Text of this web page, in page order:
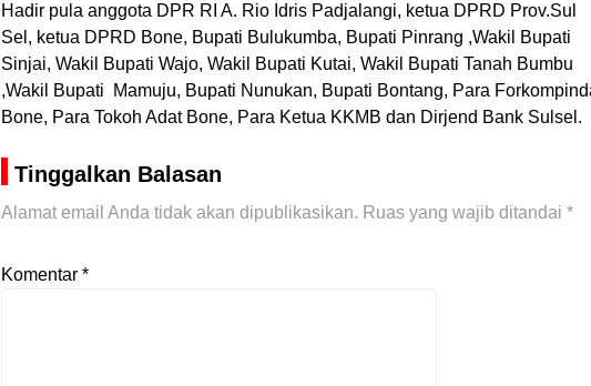
Hadir pula anggota DPR RI A. Rio Idris Padjalangi, ketua DPRD Prov.Sul
Sel, ketua DPRD Bone, Bupati Bulukumba, Bupati Pinrang ,Wakil Bupati
Sinjai, Wakil Bupati Wajo, Wakil Bupati Kutai, Wakil Bupati Tanah Bumbu
,Wakil Bupati Mamuju, Bupati Nunukan, Bupati Bontang, Para
Bone, Para Tokoh Adat Bone, Para Ketua KKMB dan Dirjend Bank Sulsel.
Tinggalkan Balasan
Alamat email Anda tidak akan dipublikasikan. Ruas yang wajib ditandai *
Komentar *